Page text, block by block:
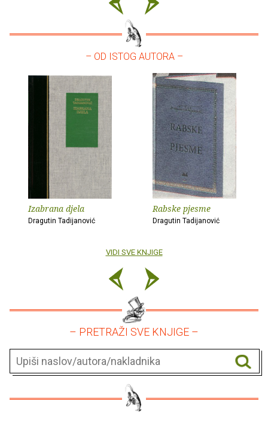
– OD ISTOG AUTORA –
Izabrana djela
Dragutin Tadijanović
Rabske pjesme
Dragutin Tadijanović
VIDI SVE KNJIGE
– PRETRAŽI SVE KNJIGE –